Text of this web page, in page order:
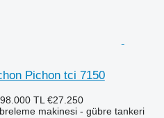
Pichon tci 7150
TL €27.250
makinesi - gübre tankeri